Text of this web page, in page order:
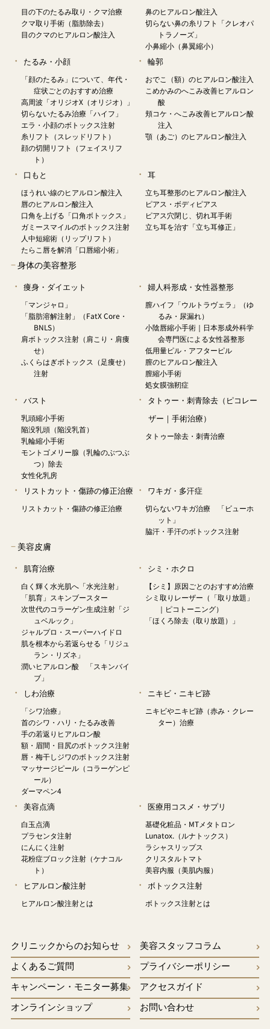
目の下のたるみ取り・クマ治療
クマ取り手術（脂肪除去）
目のクマのヒアルロン酸注入
鼻のヒアルロン酸注入
切らない鼻の糸リフト「クレオパ
トラノーズ」
小鼻縮小（鼻翼縮小）
たるみ・小顔
「顔のたるみ」について、年代・
症状ごとのおすすめ治療
高周波「オリジオX（オリジオ）」
切らないたるみ治療「ハイフ」
エラ・小顔のボトックス注射
糸リフト（スレッドリフト）
顔の切開リフト（フェイスリフ
ト）
輪郭
おでこ（額）のヒアルロン酸注入
こめかみのへこみ改善ヒアルロン
酸
頬コケ・へこみ改善ヒアルロン酸
注入
顎（あご）のヒアルロン酸注入
口もと
ほうれい線のヒアルロン酸注入
唇のヒアルロン酸注入
口角を上げる「口角ボトックス」
ガミースマイルのボトックス注射
人中短縮術（リップリフト）
たらこ唇を解消「口唇縮小術」
耳
立ち耳整形のヒアルロン酸注入
ピアス・ボディピアス
ピアス穴閉じ、切れ耳手術
立ち耳を治す「立ち耳修正」
−身体の美容整形
痩身・ダイエット
「マンジャロ」
「脂肪溶解注射」（FatX Core・
BNLS）
肩ボトックス注射（肩こり・肩痩
せ）
ふくらはぎボトックス（足痩せ）
注射
婦人科形成・女性器整形
膣ハイフ「ウルトラヴェラ」（ゆ
るみ・尿漏れ）
小陰唇縮小手術｜日本形成外科学
会専門医による女性器整形
低用量ピル・アフターピル
膣のヒアルロン酸注入
膣縮小手術
処女膜強靭症
バスト
乳頭縮小手術
陥没乳頭（陥没乳首）
乳輪縮小手術
モントゴメリー腺（乳輪のぶつぶ
つ）除去
女性化乳房
タトゥー・刺青除去（ピコレー
ザー｜手術治療）
タトゥー除去・刺青治療
リストカット・傷跡の修正治療
リストカット・傷跡の修正治療
ワキガ・多汗症
切らないワキガ治療 「ビューホ
ット」
脇汗・手汗のボトックス注射
−美容皮膚
肌育治療
白く輝く水光肌へ「水光注射」
「肌育」スキンブースター
次世代のコラーゲン生成注射「ジ
ュベルック」
ジャルプロ・スーパーハイドロ
肌を根本から若返らせる「リジュ
ラン・リズネ」
潤いヒアルロン酸 「スキンバイ
ブ」
シミ・ホクロ
【シミ】原因ごとのおすすめ治療
シミ取りレーザー（「取り放題」
｜ピコトーニング）
「ほくろ除去（取り放題）」
しわ治療
「シワ治療」
首のシワ・ハリ・たるみ改善
手の若返りヒアルロン酸
額・眉間・目尻のボトックス注射
唇・梅干しジワのボトックス注射
マッサージピール（コラーゲンピ
ール）
ダーマペン4
ニキビ・ニキビ跡
ニキビやニキビ跡（赤み・クレー
ター）治療
美容点滴
白玉点滴
プラセンタ注射
にんにく注射
花粉症ブロック注射（ケナコル
ト）
医療用コスメ・サプリ
基礎化粧品・MTメタトロン
Lunatox.（ルナトックス）
ラシャスリップス
クリスタルトマト
美容内服（美肌内服）
ヒアルロン酸注射
ヒアルロン酸注射とは
ボトックス注射
ボトックス注射とは
クリニックからのお知らせ
美容スタッフコラム
よくあるご質問
プライバシーポリシー
キャンペーン・モニター募集
アクセスガイド
オンラインショップ
お問い合わせ